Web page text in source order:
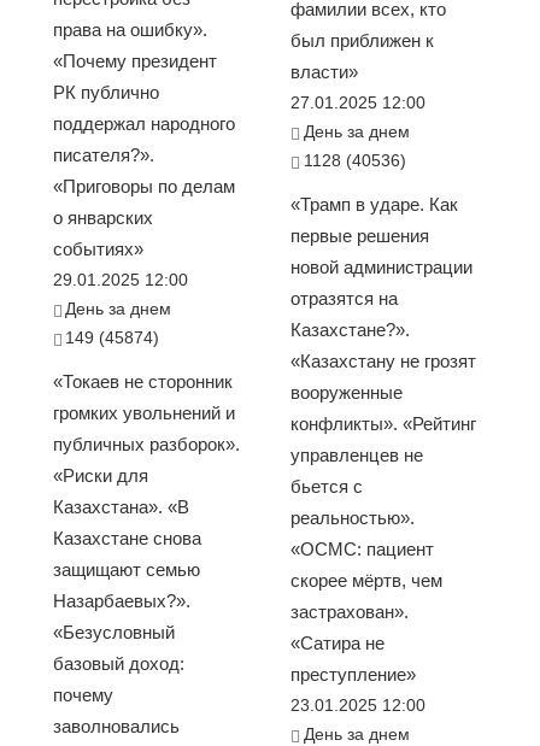
права на ошибку».
«Почему президент
РК публично
поддержал народного
писателя?».
«Приговоры по делам
о январских
событиях»
29.01.2025 12:00
День за днем
149 (45874)
«Токаев не сторонник
громких увольнений и
публичных разборок».
«Риски для
Казахстана». «В
Казахстане снова
защищают семью
Назарбаевых?».
«Безусловный
базовый доход:
почему
заволновались
фамилии всех, кто
был приближен к
власти»
27.01.2025 12:00
День за днем
1128 (40536)
«Трамп в ударе. Как
первые решения
новой администрации
отразятся на
Казахстане?».
«Казахстану не грозят
вооруженные
конфликты». «Рейтинг
управленцев не
бьется с
реальностью».
«ОСМС: пациент
скорее мёртв, чем
застрахован».
«Сатира не
преступление»
23.01.2025 12:00
День за днем